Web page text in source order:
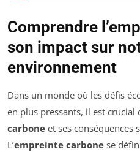
Comprendre
son impact sur
environnement
Dans un monde où les défis
en plus pressants, il est crucial
carbone et ses conséquences
L’empreinte carbone se